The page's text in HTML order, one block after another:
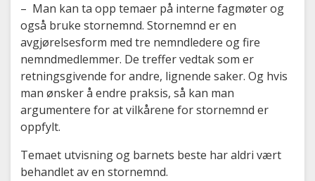
– Man kan ta opp temaer på interne fagmøter og
også bruke stornemnd. Stornemnd er en
avgjørelsesform med tre nemndledere og fire
nemndmedlemmer. De treffer vedtak som er
retningsgivende for andre, lignende saker. Og hvis
man ønsker å endre praksis, så kan man
argumentere for at vilkårene for stornemnd er
oppfylt.
Temaet utvisning og barnets beste har aldri vært
behandlet av en stornemnd.